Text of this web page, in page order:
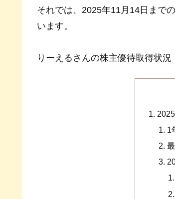
それでは、2025年11月14日まで
います。
りーえるさんの株主優待取得状況
1